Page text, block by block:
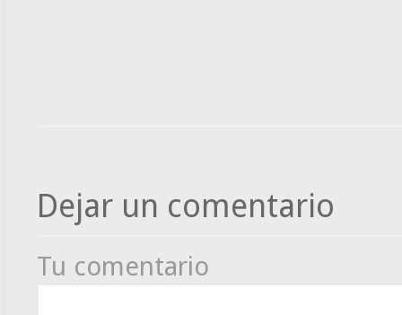
Dejar un comentario
Tu comentario